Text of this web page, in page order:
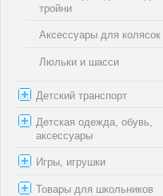
тройни
Аксессуары для колясок
Люльки и шасси
Детский транспорт
Детская одежда, обувь,
аксессуары
Игры, игрушки
Товары для школьников